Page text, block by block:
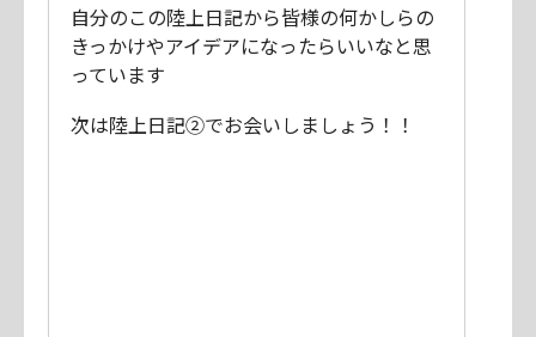
自分のこの陸上日記から皆様の何かしらの
きっかけやアイデアになったらいいなと思
っています
次は陸上日記②でお会いしましょう！！